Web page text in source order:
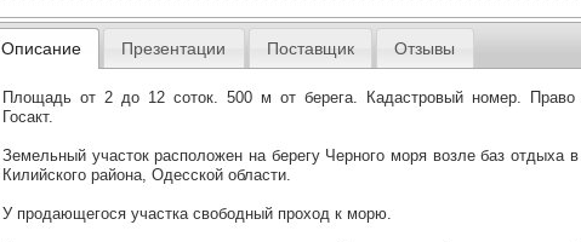
Описание Презентации Поставщик Отзывы
Площадь от 2 до 12 соток. 500 м от берега. Кадастровый номер. Право
Госакт.
Земельный участок расположен на берегу Черного моря возле баз отдыха
Килийского района, Одесской области.
У продающегося участка свободный проход к морю.